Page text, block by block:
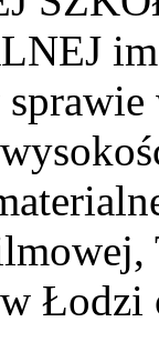
Łodzi